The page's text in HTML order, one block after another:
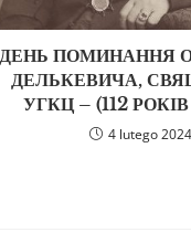
ДЕНЬ ПОМИНАННЯ
ДЕЛЬКЕВИЧА,
УГКЦ – (112
4 lutego 2024